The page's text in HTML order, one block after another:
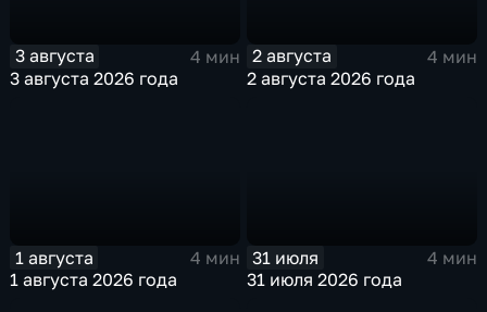
3 августа
4 мин
3 августа 2026 года
2 августа
4 мин
2 августа 2026 года
1 августа
4 мин
1 августа 2026 года
31 июля
4 мин
31 июля 2026 года